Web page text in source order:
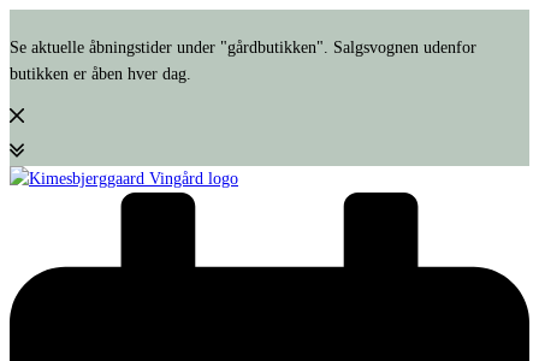
Se aktuelle åbningstider under "gårdbutikken". Salgsvognen udenfor
butikken er åben hver dag.